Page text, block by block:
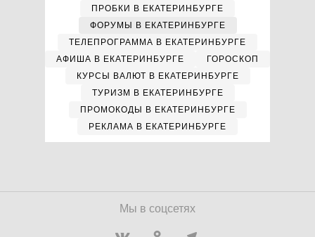
ПРОБКИ В ЕКАТЕРИНБУРГЕ
ФОРУМЫ В ЕКАТЕРИНБУРГЕ
ТЕЛЕПРОГРАММА В ЕКАТЕРИНБУРГЕ
АФИША В ЕКАТЕРИНБУРГЕ
ГОРОСКОП
КУРСЫ ВАЛЮТ В ЕКАТЕРИНБУРГЕ
ТУРИЗМ В ЕКАТЕРИНБУРГЕ
ПРОМОКОДЫ В ЕКАТЕРИНБУРГЕ
РЕКЛАМА В ЕКАТЕРИНБУРГЕ
Мы в соцсетях